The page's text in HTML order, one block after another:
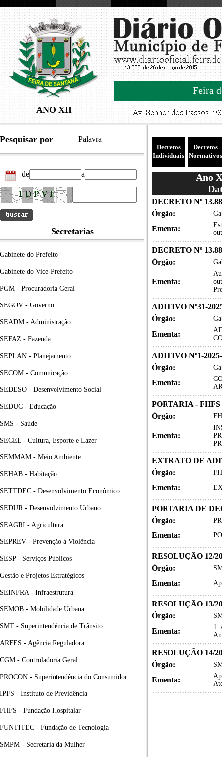
ANO XII
Feira
Pesquisar por Palavra
de a
Secretarias
Gabinete do Prefeito
Gabinete do Vice-Prefeito
PGM - Procuradoria Geral
SEGOV - Governo
SEADM - Administração
SEFAZ - Fazenda
SEPLAN - Planejamento
SECOM - Comunicação
SEDESO - Desenvolvimento Social
SEDUC - Educação
SMS - Saúde
SECEL - Cultura, Esporte e Lazer
SEMMAM - Meio Ambiente
SEHAB - Habitação
SETTDEC - Desenvolvimento Econômico
SEDUR - Desenvolvimento Urbano
SEAGRI - Agricultura
SEPREV - Prevenção à Violência
SESP - Serviços Públicos
Gestão e Projetos Estratégicos
SEINFRA - Infraestrutura
SEMOB - Mobilidade Urbana
SMT - Superintendência de Trânsito
ARFES - Agência Reguladora
CGM - Controladoria Geral
PROCON - Superintendência do Consumidor
IPFS - Instituto de Previdência
FHFS - Fundação Hospitalar
FUNTITEC - Fundação de Tecnologia
SMPM - Secretaria da Mulher
Decretos
Individuais
Decretos
Normativos
Ano
DECRETO Nº
Órgão:
Ementa:
DECRETO Nº
Órgão:
Ementa:
ADITIVO Nº31-
Órgão:
Ementa:
ADITIVO Nº1-
Órgão:
Ementa:
PORTARIA - FHFS
Órgão:
Ementa:
EXTRATO DE
Órgão:
Ementa:
PORTARIA DE
Órgão:
Ementa:
RESOLUÇÃO 12/
Órgão:
Ementa:
RESOLUÇÃO 13/
Órgão:
Ementa:
1.
RESOLUÇÃO 14/
Órgão:
Ementa: